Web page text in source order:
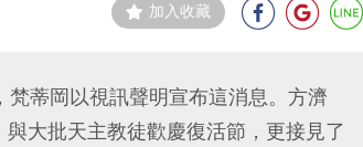
加入收藏
蒂岡以視訊聲明宣布這消息。方濟
大批天主教徒歡慶復活節，更接見了